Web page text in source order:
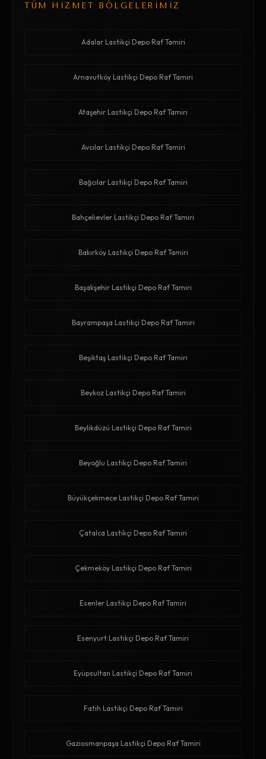
TÜM HİZMET BÖLGELERİMİZ
Adalar Lastikçi Depo Raf Tamiri
Arnavutköy Lastikçi Depo Raf Tamiri
Ataşehir Lastikçi Depo Raf Tamiri
Avcılar Lastikçi Depo Raf Tamiri
Bağcılar Lastikçi Depo Raf Tamiri
Bahçelievler Lastikçi Depo Raf Tamiri
Bakırköy Lastikçi Depo Raf Tamiri
Başakşehir Lastikçi Depo Raf Tamiri
Bayrampaşa Lastikçi Depo Raf Tamiri
Beşiktaş Lastikçi Depo Raf Tamiri
Beykoz Lastikçi Depo Raf Tamiri
Beylikdüzü Lastikçi Depo Raf Tamiri
Beyoğlu Lastikçi Depo Raf Tamiri
Büyükçekmece Lastikçi Depo Raf Tamiri
Çatalca Lastikçi Depo Raf Tamiri
Çekmeköy Lastikçi Depo Raf Tamiri
Esenler Lastikçi Depo Raf Tamiri
Esenyurt Lastikçi Depo Raf Tamiri
Eyüpsultan Lastikçi Depo Raf Tamiri
Fatih Lastikçi Depo Raf Tamiri
Gaziosmanpaşa Lastikçi Depo Raf Tamiri